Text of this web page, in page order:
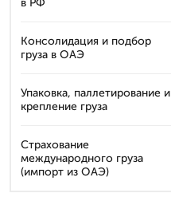
в РФ
Консолидация и подбор
груза в ОАЭ
Упаковка, паллетирование и
крепление груза
Страхование
международного груза
(импорт из ОАЭ)